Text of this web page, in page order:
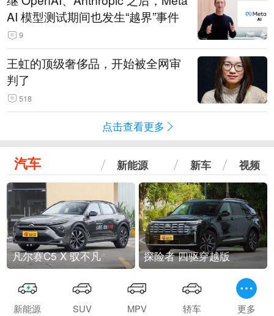
AI 模型测试期间也发生“越界”事件
9
王虹的顶级奢侈品，开始被全网审
判了
518
点击查看更多
汽车 新能源 新车 视频
凡尔赛C5 X 驭不凡 探险者 四驱穿越版
新能源 SUV MPV 轿车 更多